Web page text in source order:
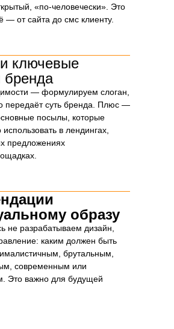
«по-человечески». Это
— от сайта до смс клиенту.
ключевые
— формулируем слоган,
передаёт суть бренда. Плюс —
посылы, которые
в лендингах,
предложениях
образу
не разрабатываем дизайн,
каким должен быть
брутальным,
современным или
Это важно для будущей